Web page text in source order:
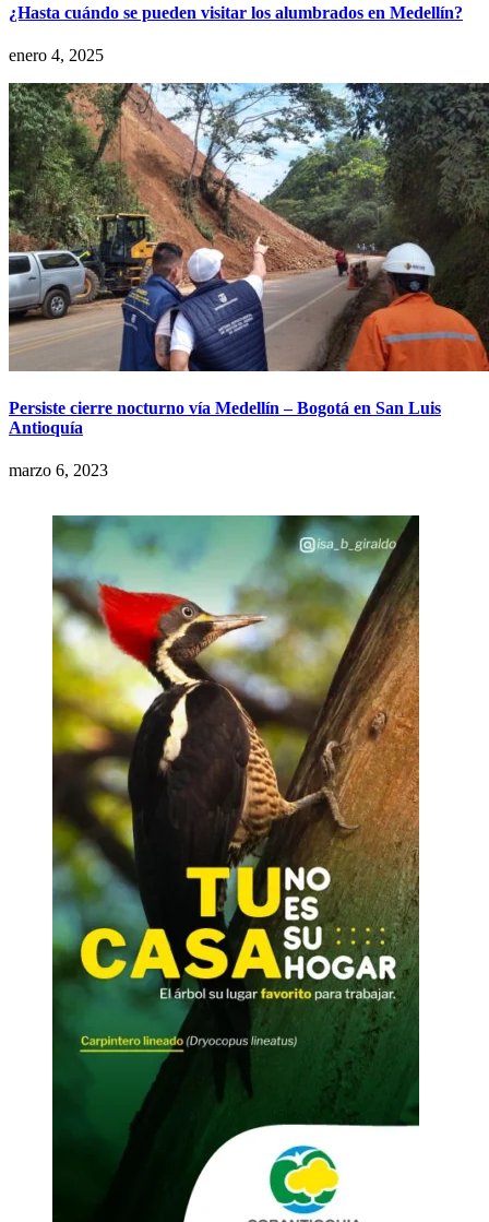
¿Hasta cuándo se pueden visitar los alumbrados en Medellín?
enero 4, 2025
Persiste cierre nocturno vía Medellín – Bogotá en San Luis
Antioquía
marzo 6, 2023